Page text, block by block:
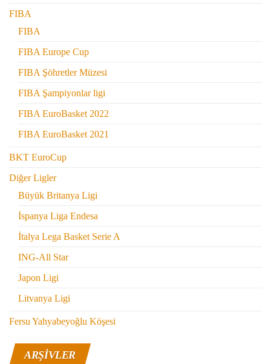
FIBA
FIBA
FIBA Europe Cup
FIBA Şöhretler Müzesi
FIBA Şampiyonlar ligi
FIBA EuroBasket 2022
FIBA EuroBasket 2021
BKT EuroCup
Diğer Ligler
Büyük Britanya Ligi
İspanya Liga Endesa
İtalya Lega Basket Serie A
ING-All Star
Japon Ligi
Litvanya Ligi
Fersu Yahyabeyoğlu Köşesi
ARŞIVLER